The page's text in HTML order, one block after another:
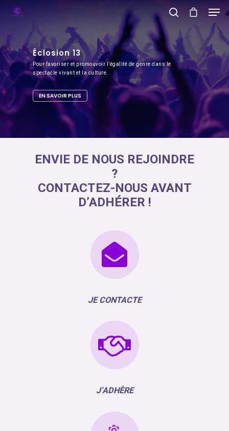
Hit enter to search or ESC to close
Éclosion 13
Pour favoriser et promouvoir l’égalité de genre dans le
spectacle vivant et la culture.
EN SAVOIR PLUS
ENVIE DE NOUS REJOINDRE
?
CONTACTEZ-NOUS AVANT
D’ADHÉRER !
JE CONTACTE
J’ADHÈRE